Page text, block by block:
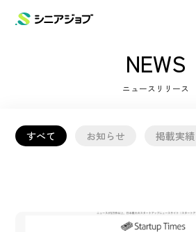
NEWS
ニュースリリース
すべて お知らせ 掲載実績